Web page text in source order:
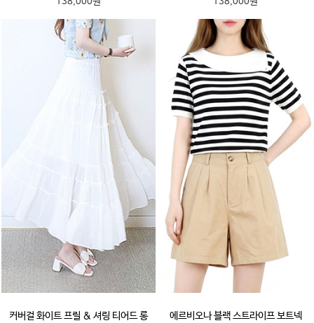
커버걸 화이트 프릴 & 셔링 티어드 롱
에르비오나 블랙 스트라이프 보트넥